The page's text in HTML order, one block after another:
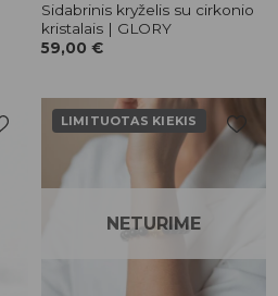
Sidabrinis kryželis su cirkonio
kristalais | GLORY
59,00 €
LIMITUOTAS KIEKIS
Pridėti į
NETURIME